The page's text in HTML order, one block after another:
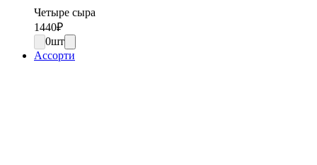
Четыре сыра
1440₽
0шт
Ассорти